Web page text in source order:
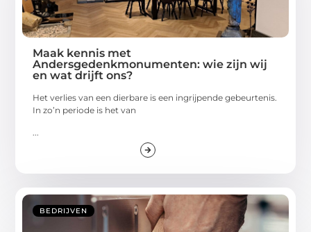
Maak kennis met
Andersgedenkmonumenten: wie zijn wij
en wat drijft ons?
Het verlies van een dierbare is een ingrijpende gebeurtenis.
In zo’n periode is het van
...
BEDRIJVEN